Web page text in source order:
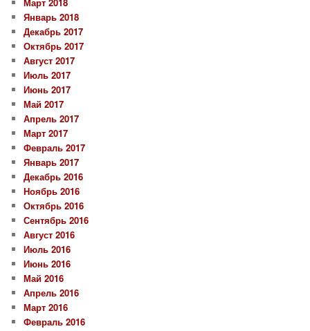
Январь 2018
Декабрь 2017
Октябрь 2017
Август 2017
Июль 2017
Июнь 2017
Май 2017
Апрель 2017
Март 2017
Февраль 2017
Январь 2017
Декабрь 2016
Ноябрь 2016
Октябрь 2016
Сентябрь 2016
Август 2016
Июль 2016
Июнь 2016
Май 2016
Апрель 2016
Март 2016
Февраль 2016